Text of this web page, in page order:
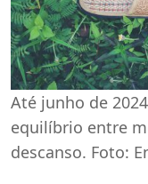
Até junho de
equilíbrio entre
descanso. Foto: